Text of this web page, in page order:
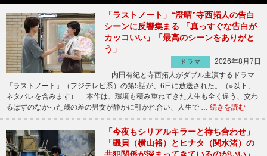
「ラストノート」“澄晴”寺西拓人の告白
シーンに反響集まる 「真っすぐな告白が
カッコいい」「最高のシーンをありがと
う」
ドラマ
2026年8月7日
内田有紀と寺西拓人がダブル主演するドラマ
「ラストノート」（フジテレビ系）の第5話が、6日に放送された。（※以下、
ネタバレを含みます） 本作は、環境も積み重ねてきた人生も全く違う、交わ
るはずのなかった歳の差の男女が静かに引かれ合い、人生で … 続きを読む
「今夜もシリアルキラーと待ち合わせ」
「磯貝（横山裕）とヒナタ（関水渚）の
共犯関係が深まってきているのがいい」